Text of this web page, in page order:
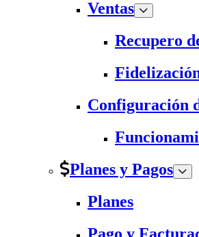
Ventas
Recupero
Configuración
Planes y Pagos
Planes
Pago y